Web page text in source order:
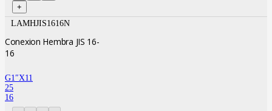
LAMHJIS1616N
Conexion Hembra JIS 16-
16
G1″X11
25
16